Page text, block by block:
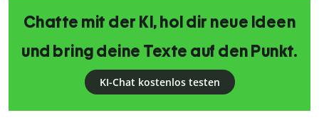
Chatte mit der KI, hol dir neue Ideen
und bring deine Texte auf den Punkt.
KI-Chat kostenlos testen